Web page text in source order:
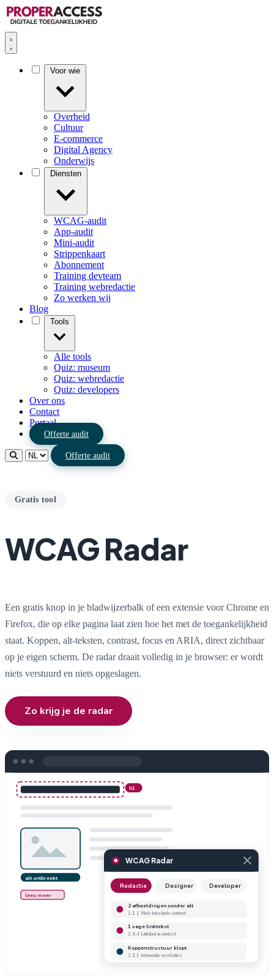
Overheid
Cultuur
E-commerce
Digital Agency
Onderwijs
WCAG-audit
App-audit
Mini-audit
Strippenkaart
Abonnement
Training devteam
Training webredactie
Zo werken wij
Blog
Alle tools
Quiz: museum
Quiz: webredactie
Quiz: developers
Over ons
Contact
Portaal
Offerte audit
Offerte audit
Gratis tool
WCAG Radar
Een gratis knop in je bladwijzerbalk of een extensie voor Chrome en
Firefox, die op elke pagina laat zien hoe het met de toegankelijkheid
staat. Koppen, alt-teksten, contrast, focus en ARIA, direct zichtbaar
op je eigen scherm. De radar draait volledig in je browser: er wordt
niets verstuurd en niets opgeslagen.
Zo krijg je de radar
h1
alt ontbreekt
lees meer
WCAG Radar
Redactie Designer Developer
2 afbeeldingen zonder alt
1.1.1 Niet-tekstuele content
1 vage linktekst
2.4.4 Linkdoel in context
Koppenstructuur klopt
1.3.1 Informatie en relaties